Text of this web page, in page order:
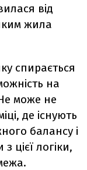
від
жила
спирається
на
може не
де існують
балансу і
цієї логіки,